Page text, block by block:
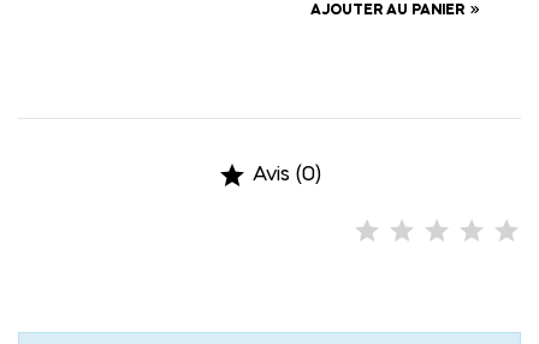
AJOUTER AU PANIER
 Avis (0)